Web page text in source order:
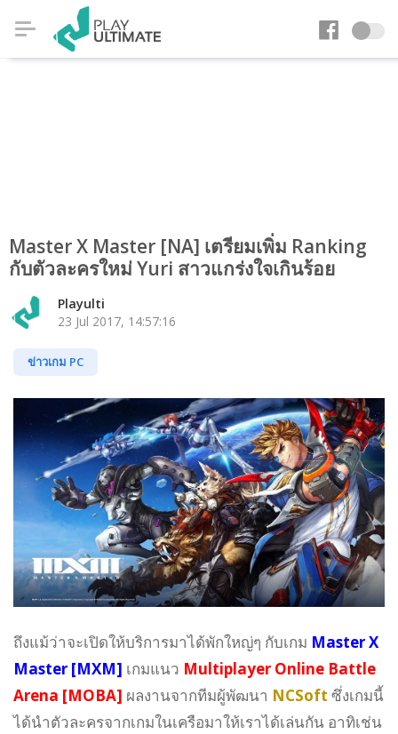
Master X Master [NA] เตรียมเพิ่ม Ranking
กับตัวละครใหม่ Yuri สาวแกร่งใจเกินร้อย
Playulti
23 Jul 2017, 14:57:16
ข่าวเกม PC
ถึงแม้ว่าจะเปิดให้บริการมาได้พักใหญ่ๆ กับเกม Master X
Master [MXM] เกมแนว Multiplayer Online Battle
Arena [MOBA] ผลงานจากทีมผู้พัฒนา NCSoft ซึ่งเกมนี้
ได้นำตัวละครจากเกมในเครือมาให้เราได้เล่นกัน อาทิเช่น